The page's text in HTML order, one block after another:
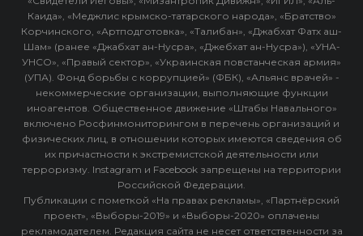
Каида», «Меджлис крымско-татарского народа», «Братство»
Корчинского, «Артподготовка», «Талибан», «Джабхат Фатх аш-
Шам» (ранее «Джабхат ан-Нусра», «Джебхат ан-Нусра»), «УНА-
УНСО», «Правый сектор», «Украинская повстанческая армия»
(УПА). Фонд борьбы с коррупцией» (ФБК), «Альянс врачей» -
некоммерческие организации, выполняющие функции
иноагентов. Общественное движение «Штабы Навального»
включено Росфинмониторингом в перечень организаций и
физических лиц, в отношении которых имеются сведения об
их причастности к экстремистской деятельности или
терроризму. Instagram и Facebook запрещены на территории
Российской Федерации.
Публикации с пометкой «На правах рекламы», «Партнёрский
проект», «Выборы-2019» и «Выборы-2020» оплачены
рекламодателем. Редакция сайта не несет ответственности за